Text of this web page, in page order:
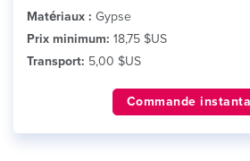
Matériaux : Gypse
Prix minimum: 18,75 $US
Transport: 5,00 $US
Commande